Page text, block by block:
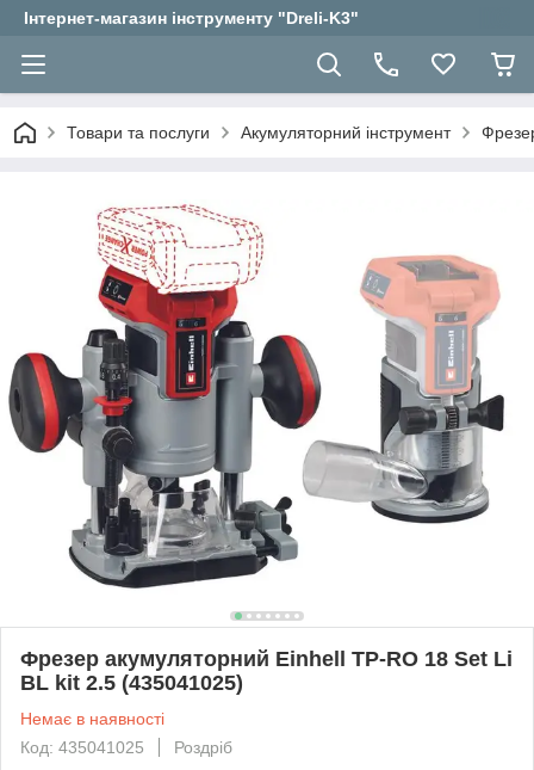
Інтернет-магазин інструменту "Dreli-K3"
Товари та послуги Акумуляторний інструмент
Фрезер акумуляторний Einhell TP-RO 18 Set Li
BL kit 2.5 (435041025)
Немає в наявності
Код: 435041025
Роздріб